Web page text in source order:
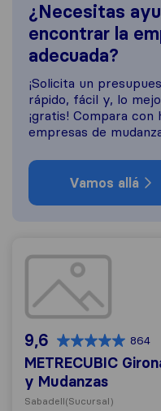
¿Necesitas
encontrar la
adecuada?
¡Solicita un
rápido, fácil y, lo
¡gratis! Compara con
empresas de
Vamos allá
METRECUBIC
9,6 864
METRECUBIC
y Mudanzas
Sabadell(Sucursal)